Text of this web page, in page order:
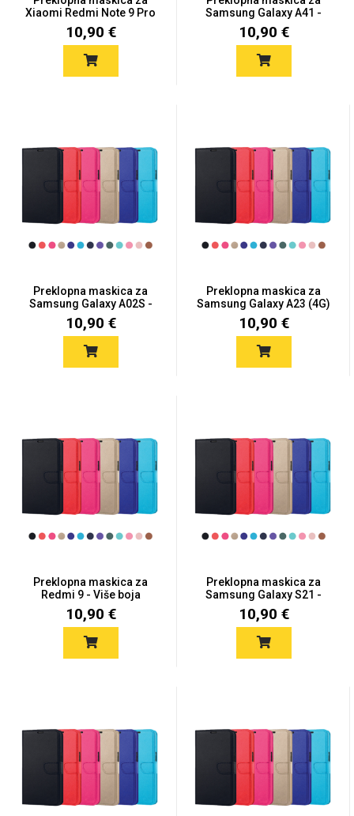
Xiaomi Redmi Note 9 Pro
/...
10,90 €
Samsung Galaxy A41 -
Više...
10,90 €
Preklopna maskica za
Samsung Galaxy A02S -
Viš...
10,90 €
Preklopna maskica za
Samsung Galaxy A23 (4G)
/...
10,90 €
Preklopna maskica za
Redmi 9 - Više boja
10,90 €
Preklopna maskica za
Samsung Galaxy S21 -
Više...
10,90 €